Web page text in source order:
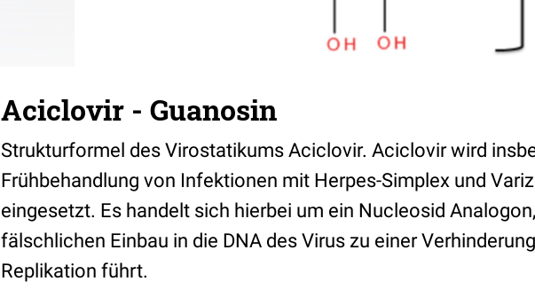
Aciclovir - Guanosin
Strukturformel des Virostatikums Aciclovir. Aciclovir wird
Frühbehandlung von Infektionen mit Herpes-Simplex und
eingesetzt. Es handelt sich hierbei um ein Nucleosid
fälschlichen Einbau in die DNA des Virus zu einer
Replikation führt.